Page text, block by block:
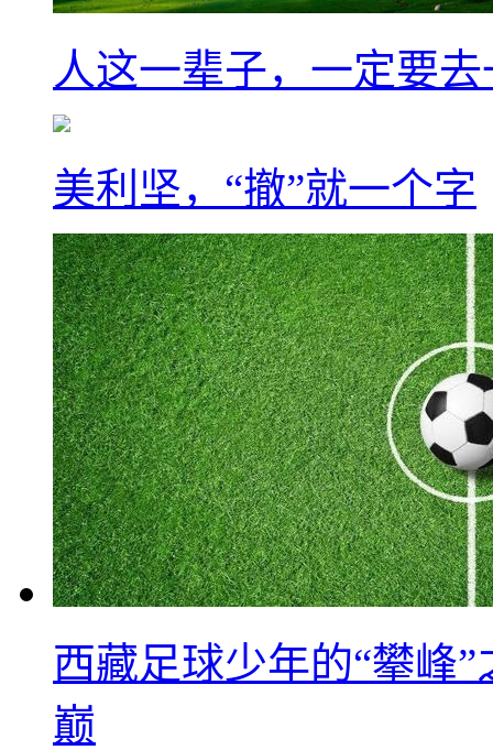
人这一辈子，一定要
美利坚，“撤”就一个字
西藏足球少年的“攀峰
巅